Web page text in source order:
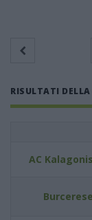
RISULTATI
AC Kalagonis
Burcerese